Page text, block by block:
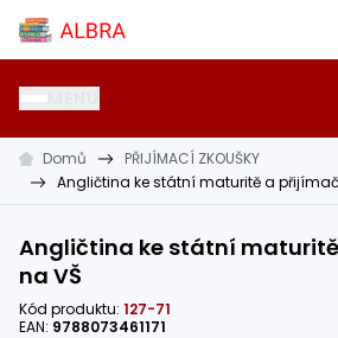
Přeskočit na hlavní obsah
Albra s.r.o.
KATALOG UČEBNIC CIZÍ JAZYKY
Domů
PŘIJÍMACÍ ZKOUŠKY
Angličtina ke státní maturitě a
Angličtina ke státní
na VŠ
Kód produktu: 127-71
EAN: 9788073461171